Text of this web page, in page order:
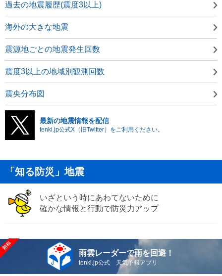
過去の地震履歴(震度3以上)
海外の大きな地震
震源地ごとの地震発生回数
震度3以上の地域別観測回数
震央分布図
最新の地震情報を配信
tenki.jp公式X（旧Twitter）をご利用ください。
「知る防災」地震
いざという時にあわてないために
確かな情報と行動で防災力アップ
雨雲レーダーで雨を回避！
tenki.jp公式 天気予報アプリ